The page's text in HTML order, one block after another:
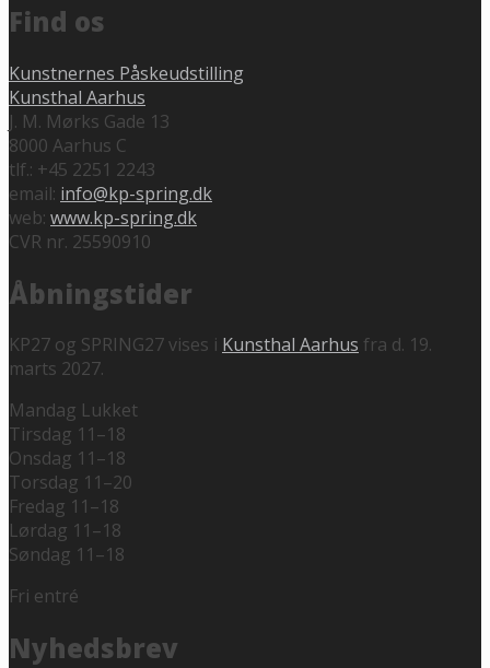
Find os
Kunstnernes Påskeudstilling
Kunsthal Aarhus
J. M. Mørks Gade 13
8000 Aarhus C
tlf.: +45 2251 2243
email: info@kp-spring.dk
web: www.kp-spring.dk
CVR nr. 25590910
Åbningstider
KP27 og SPRING27 vises i Kunsthal Aarhus fra d. 19.
marts 2027.
Mandag Lukket
Tirsdag 11–18
Onsdag 11–18
Torsdag 11–20
Fredag 11–18
Lørdag 11–18
Søndag 11–18
Fri entré
Nyhedsbrev